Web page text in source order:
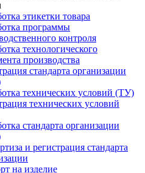
этикетки товара
программы
контроля
технологического
производства
стандарта организации
технических условий (ТУ)
технических условий
стандарта организации
и регистрация стандарта
на изделие